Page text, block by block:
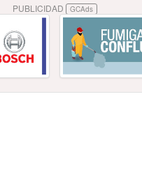
PUBLICIDAD GCAds